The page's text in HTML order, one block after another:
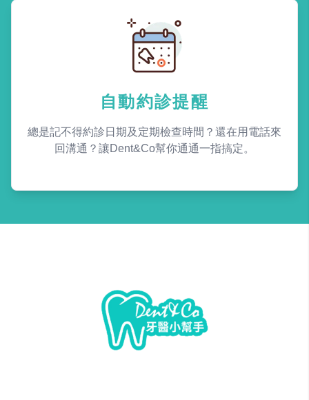
自動約診提醒
總是記不得約診日期及定期檢查時間？還在用電話來
回溝通？讓Dent&Co幫你通通一指搞定。